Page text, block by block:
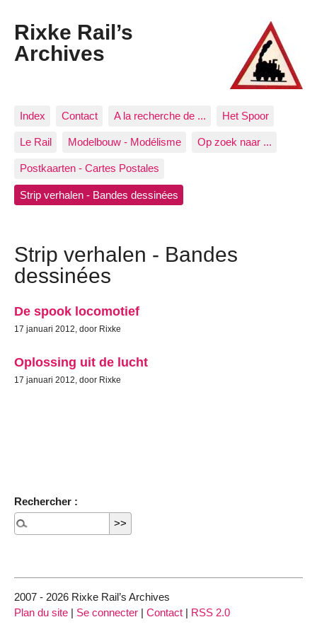
Rixke Rail’s
Archives
Index Contact A la recherche de ... Het Spoor
Le Rail Modelbouw - Modélisme Op zoek naar ...
Postkaarten - Cartes Postales
Strip verhalen - Bandes dessinées
Strip verhalen - Bandes
dessinées
De spook locomotief
17 januari 2012, door Rixke
Oplossing uit de lucht
17 januari 2012, door Rixke
Rechercher :
2007 - 2026 Rixke Rail’s Archives
Plan du site | Se connecter | Contact | RSS 2.0